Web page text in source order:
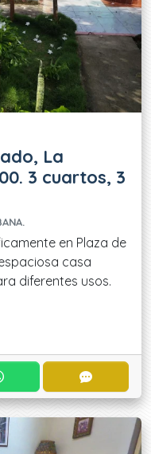
La
3 cuartos, 3
en Plaza de
casa
diferentes usos.
CONTACTAR POR